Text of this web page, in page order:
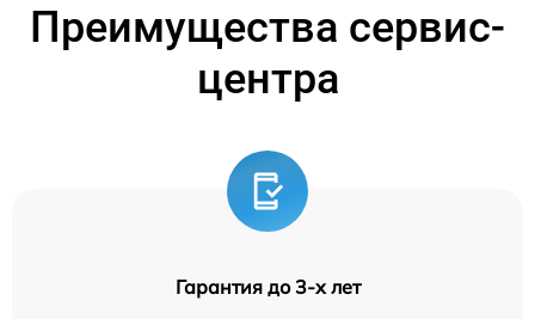
Преимущества сервис-
центра
Гарантия до 3-х лет